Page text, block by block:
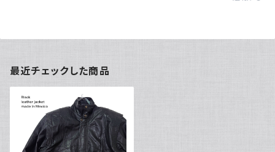
最近チェックした商品